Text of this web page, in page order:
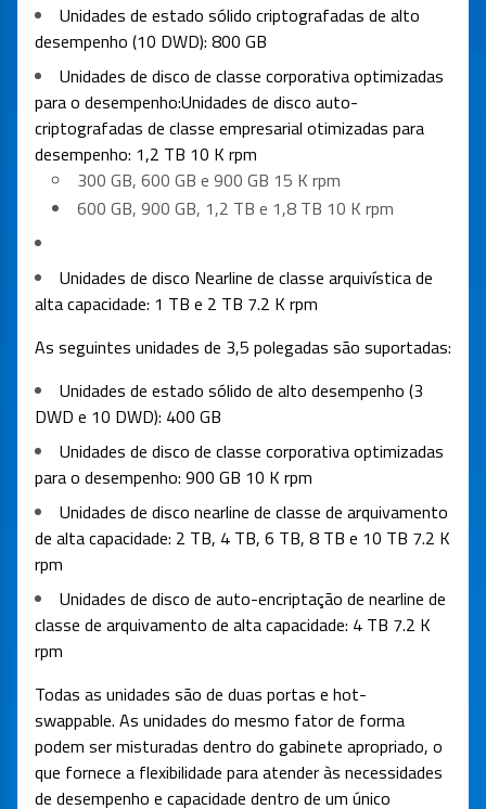
Unidades de estado sólido criptografadas de alto
desempenho (10 DWD): 800 GB
Unidades de disco de classe corporativa optimizadas
para o desempenho:Unidades de disco auto-
criptografadas de classe empresarial otimizadas para
desempenho: 1,2 TB 10 K rpm
300 GB, 600 GB e 900 GB 15 K rpm
600 GB, 900 GB, 1,2 TB e 1,8 TB 10 K rpm
Unidades de disco Nearline de classe arquivística de
alta capacidade: 1 TB e 2 TB 7.2 K rpm
As seguintes unidades de 3,5 polegadas são suportadas:
Unidades de estado sólido de alto desempenho (3
DWD e 10 DWD): 400 GB
Unidades de disco de classe corporativa optimizadas
para o desempenho: 900 GB 10 K rpm
Unidades de disco nearline de classe de arquivamento
de alta capacidade: 2 TB, 4 TB, 6 TB, 8 TB e 10 TB 7.2 K
rpm
Unidades de disco de auto-encriptação de nearline de
classe de arquivamento de alta capacidade: 4 TB 7.2 K
rpm
Todas as unidades são de duas portas e hot-
swappable. As unidades do mesmo fator de forma
podem ser misturadas dentro do gabinete apropriado, o
que fornece a flexibilidade para atender às necessidades
de desempenho e capacidade dentro de um único